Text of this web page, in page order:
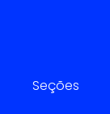
Seções